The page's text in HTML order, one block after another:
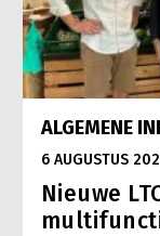
ALGEMENE
6 AUGUSTUS
Nieuwe